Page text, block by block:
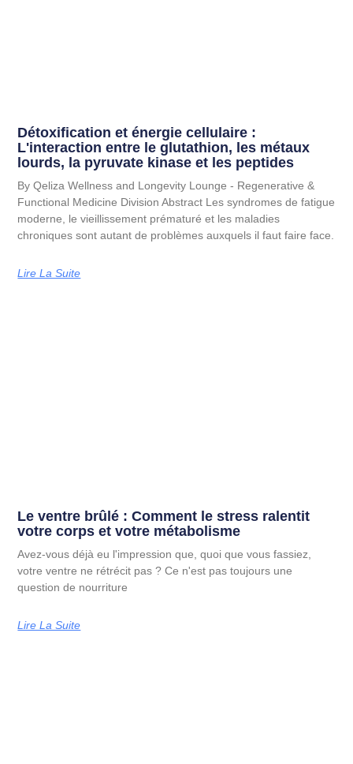
Détoxification et énergie cellulaire :
L'interaction entre le glutathion, les métaux
lourds, la pyruvate kinase et les peptides
By Qeliza Wellness and Longevity Lounge - Regenerative &
Functional Medicine Division Abstract Les syndromes de fatigue
moderne, le vieillissement prématuré et les maladies
chroniques sont autant de problèmes auxquels il faut faire face.
Lire La Suite
Le ventre brûlé : Comment le stress ralentit
votre corps et votre métabolisme
Avez-vous déjà eu l'impression que, quoi que vous fassiez,
votre ventre ne rétrécit pas ? Ce n'est pas toujours une
question de nourriture
Lire La Suite